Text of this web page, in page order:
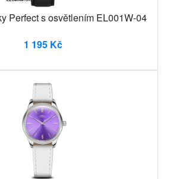
Perfect s osvětlením EL001W-04
1 195 Kč